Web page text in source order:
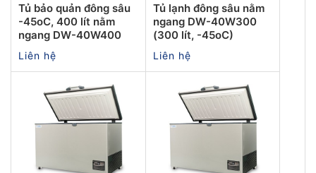
Tủ bảo quản đông sâu
-45oC, 400 lít nằm
ngang DW-40W400
Liên hệ
Tủ lạnh đông sâu nằm
ngang DW-40W300
(300 lít, -45oC)
Liên hệ